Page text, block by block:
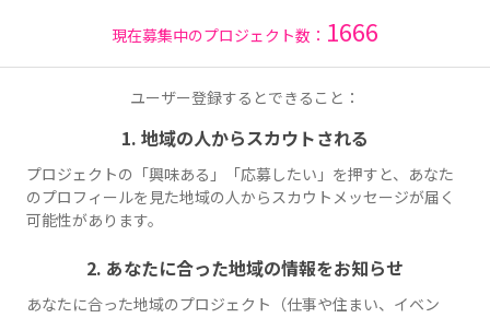
現在募集中のプロジェクト数： 1666
ユーザー登録するとできること：
1. 地域の人からスカウトされる
プロジェクトの「興味ある」「応募したい」を押すと、あなた
のプロフィールを見た地域の人からスカウトメッセージが届く
可能性があります。
2. あなたに合った地域の情報をお知らせ
あなたに合った地域のプロジェクト（仕事や住まい、イベン